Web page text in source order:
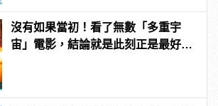
沒有如果當初！看了無數「多重宇
宙」電影，結論就是此刻正是最好的